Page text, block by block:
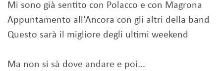
Mi sono già sentito con Polacco e con Magrona
Appuntamento all'Ancora con gli altri della band
Questo sarà il migliore degli ultimi weekend
Ma non si sà dove andare e poi...